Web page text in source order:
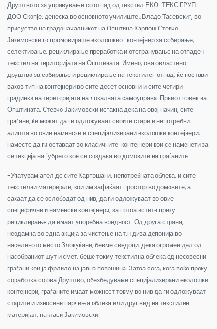
Друштвото за управување со отпад од текстил ЕКО-ТЕКС ГРУП
ДОО Скопје, денеска во основното училиште „Владо Тасевски“, во
присуство на градоначалникот на Општина Карпош Стевчо
Јакимовски го промовираше еколошкиот контејнер за собирање,
селектирање, рециклирање преработка и отстранување на отпаден
текстил на територијата на Општината. Имено, ова овластено
друштво за собирање и рециклирање на текстилен отпад, ќе постави
ваков тип на контејнери во сите десет основни и сите четири
градинки на територијата на локалната самоуправа. Првиот човек на
Општината, Стевчо Јакимовски истакна дека на овој начин, сите
граѓани, ќе можат да ги одложуваат своите стари и непотребни
алишта во овие наменски и специјализирани еколошки контејнери,
наместо да ги оставаат во класичните контејнери кои се наменети за
селекција на ѓубрето кое се создава во домовите на граѓаните.
-Упатувам апел до сите Карпошани, непотребната облека, и сите
текстилни материјали, кои им зафаќаат простор во домовите, а
сакаат да се ослободат од нив, да ги одложуваат во овие
специфични и наменски контејнери, за потоа истите преку
рециклирање да имаат упоребна вредност. Од друга страна,
неодамна во една акција за чистење на т.н дива депонија во
населеното место Злокуќани, бевме сведоци, дека огромен дел од
насобраниот шут и смет, беше токму текстилна облека од несовесни
граѓани кои ја фрлиле на јавна површина. Затоа сега, кога веќе преку
соработка со ова Друштво, обезбедуваме специјализирани еколошки
контејнери, граѓаните имаат можност токму во нив да ги одложуваат
старите и износени парчиња облека или друг вид на текстилен
материјал, нагласи Јакимовски.